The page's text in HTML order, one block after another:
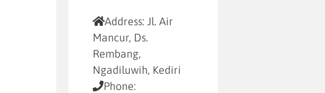
Address: Jl. Air
Mancur, Ds.
Rembang,
Ngadiluwih, Kediri
Phone: